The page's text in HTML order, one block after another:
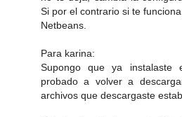
Si por el contrario si te
Netbeans.
Para karina:
Supongo que ya
probado a volver a
archivos que descargaste